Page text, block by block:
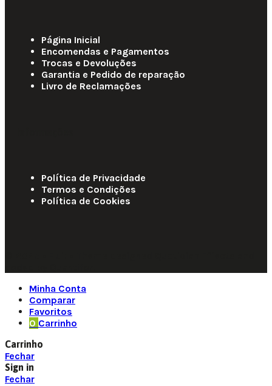
Página Inicial
Encomendas e Pagamentos
Trocas e Devoluções
Garantia e Pedido de reparação
Livro de Reclamações
Política de Privacidade
Termos e Condições
Política de Cookies
Minha Conta
Comparar
Favoritos
0 Carrinho
Carrinho
Fechar
Sign in
Fechar